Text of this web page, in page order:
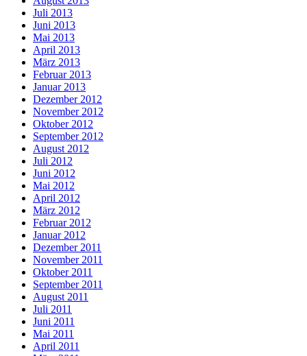
Juli 2013
Juni 2013
Mai 2013
April 2013
März 2013
Februar 2013
Januar 2013
Dezember 2012
November 2012
Oktober 2012
September 2012
August 2012
Juli 2012
Juni 2012
Mai 2012
April 2012
März 2012
Februar 2012
Januar 2012
Dezember 2011
November 2011
Oktober 2011
September 2011
August 2011
Juli 2011
Juni 2011
Mai 2011
April 2011